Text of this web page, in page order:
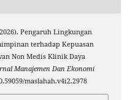
Pengaruh Lingkungan
terhadap Kepuasan
Non Medis Klinik Daya
Manajemen Dan Ekonomi
maslahah.v4i2.2978